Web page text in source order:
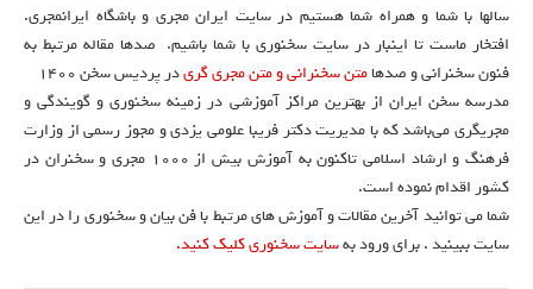
سالها با شما و همراه شما هستیم در سایت ایران مجری و باشگاه ایرانمجری.
افتخار ماست تا اینبار در سایت سخنوری با شما باشیم. صدها مقاله مرتبط به
فنون سخنرانی و صدهامتن سخنرانی و متن مجری گریدر پردیس سخن 1400
مدرسه سخن ایران از بهترین مراکز آموزشی در زمینه سخنوری و گویندگی و
مجریگری می‌باشد که با مدیریت دکتر فریبا علومی یزدی و مجوز رسمی از وزارت
فرهنگ و ارشاد اسلامی تاکنون به آموزش بیش از ۱۰۰۰ مجری و سخنران در
کشور اقدام نموده است.
شما می توانید آخرین مقالات و آموزش های مرتبط با فن بیان و سخنوری را در این
سایت ببینید . برای ورود بهسایت سخنوری کلیک کنید.